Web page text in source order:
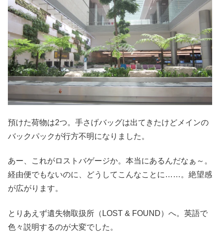
預けた荷物は2つ。手さげバッグは出てきたけどメインの
バックパックが行方不明になりました。
あー、これがロストバゲージか。本当にあるんだなぁ～。
経由便でもないのに、どうしてこんなことに……。絶望感
が広がります。
とりあえず遺失物取扱所（LOST & FOUND）へ。英語で
色々説明するのが大変でした。